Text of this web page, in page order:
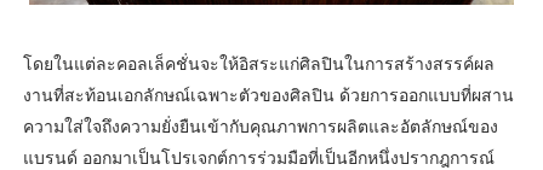
โดยในแต่ละคอลเล็คชั่นจะให้อิสระแก่ศิลปินในการสร้างสรรค์ผล
งานที่สะท้อนเอกลักษณ์เฉพาะตัวของศิลปิน ด้วยการออกแบบที่ผสาน
ความใส่ใจถึงความยั่งยืนเข้ากับคุณภาพการผลิตและอัตลักษณ์ของ
แบรนด์ ออกมาเป็นโปรเจกต์การร่วมมือที่เป็นอีกหนึ่งปรากฎการณ์